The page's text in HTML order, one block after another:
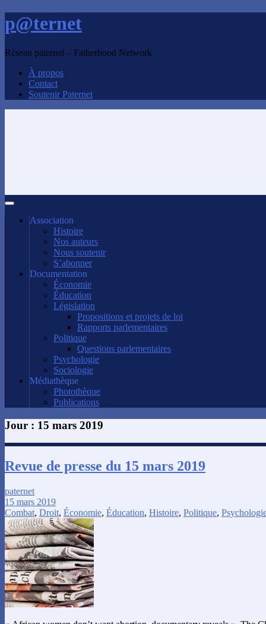
p@ternet
Réseau paternel – Fatherhood Network
À propos
Contact
Soutenir Paternet
Association
Histoire
Nos auteurs
Nous soutenir
S’abonner
Documentation
Économie
Éducation
Législation
Propositions et projets de loi
Rapports parlementaires
Politique
Questions parlementaires
Psychologie
Sociologie
Médiathèque
Photothèque
Publications
Jour : 15 mars 2019
Revue de presse du 15 mars 2019
paternet
15 mars 2019
Combat, Droit, Économie, Éducation, Histoire, Politique,